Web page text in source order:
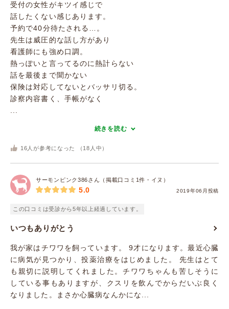
受付の女性がキツイ感じで
話したくない感じあります。
予約で40分待たされる…。
先生は威圧的な話し方があり
看護師にも強め口調。
熱っぽいと言ってるのに熱計らない
話を最後まで聞かない
保険は対応してないとバッサリ切る。
診察内容書く、手帳がなく
続きを読む
16 人が参考になった （ 18 人中）
サーモンピンク386さん（掲載口コミ1件・イヌ）
2019年06月投稿
5.0
この口コミは受診から5年以上経過しています。
いつもありがとう
我が家はチワワを飼っています。 9才になります。最近心臓
に病気が見つかり、投薬治療をはじめました。 先生はとて
も親切に説明してくれました。チワワちゃんも苦しそうに
している事もありますが、クスリを飲んでからだいぶ良く
なりました。まさか心臓病なんかにな...